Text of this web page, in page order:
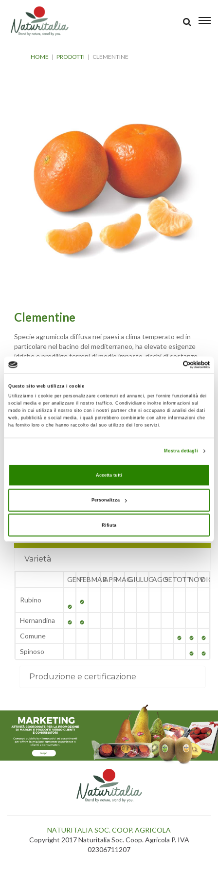
Questo sito web utilizza i cookie
Utilizziamo i cookie per personalizzare contenuti ed annunci, per fornire funzionalità dei
social media e per analizzare il nostro traffico. Condividiamo inoltre informazioni sul
modo in cui utilizza il nostro sito con i nostri partner che si occupano di analisi dei dati
web, pubblicità e social media, i quali potrebbero combinarle con altre informazioni che
ha fornito loro o che hanno raccolto dal suo utilizzo dei loro servizi.
Mostra dettagli
Accetta tutti
Personalizza
Rifiuta
HOME | PRODOTTI | CLEMENTINE
Clementine
Specie agrumicola diffusa nei paesi a clima temperato ed in
particolare nel bacino del mediterraneo, ha elevate esigenze
idriche e predilige terreni di medio impasto, ricchi di sostanze
organiche, profondi e ben drenati. Frutto con buccia papillata con
frutto si presenta con una forma ovale schiacciata e con buccia di
colore arancio e polpa arancio intenso. La polpa, di consistenza
medio tenera e succosa, è caratterizzata da un elevato
contenuto zuccherino, media acidità e assenza di semi.
Download pdf
FEB
MAG
JUN JUL
AUG
Varietà
GENFEBMARAPRMAGGIULUGAGOSETOTTNOVDIC
Rubino
Hernandina
Comune
Spinoso
Produzione e certificazione
NATURITALIA SOC. COOP. AGRICOLA
Copyright 2017 Naturitalia Soc. Coop. Agricola P. IVA
02306711207